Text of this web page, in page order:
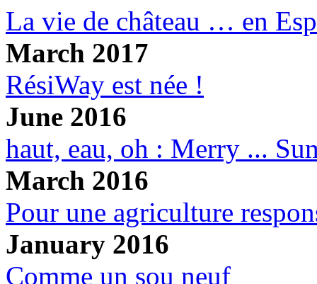
La vie de château … en
March 2017
RésiWay est née !
June 2016
haut, eau, oh : Merry ...
March 2016
Pour une agriculture
January 2016
Comme un sou neuf